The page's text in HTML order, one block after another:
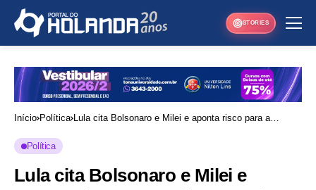
STORIES
Início Política Lula cita Bolsonaro e Milei e aponta risco para a
Política
Lula cita Bolsonaro e Milei e